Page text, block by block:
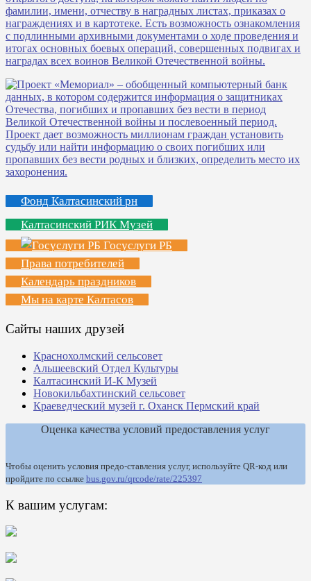
Фонд Калтасинский рн
Калтасинский РИК Музей
Госуслуги РБ
Права потребителей
Календарь праздников
Мы на карте Калтасов
Сайты наших друзей
Краснохолмский сельсовет
Альшеевский Отдел Культуры
Калтасинский И-К Музей
Новокильбахтинский сельсовет
Краеведческий музей г. Оханск Пермский край
Оценка качества условий предоставления услуг
Чтобы оценить условия предо-ставления услуг, используйте QR-код или
пройдите по ссылке bus.gov.ru/qrcode/rate/225397
К вашим услугам: